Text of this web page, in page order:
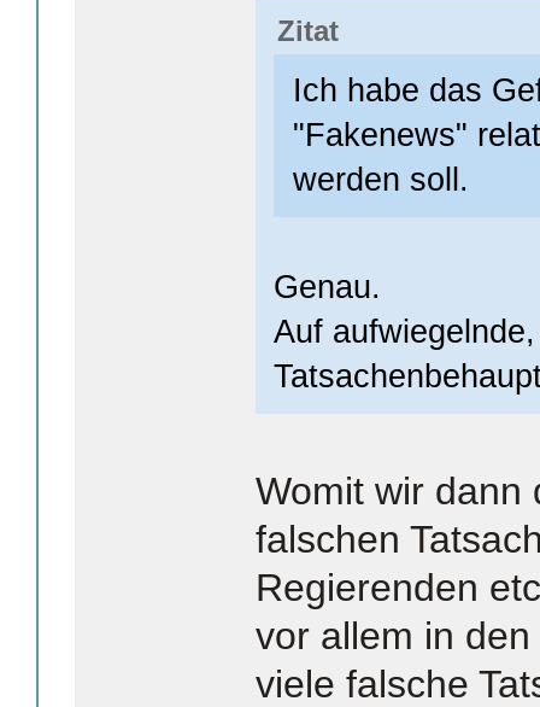
Zitat
Ich habe das
"Fakenews"
werden soll.
Genau.
Auf
Womit wir dann
falschen
Regierenden
vor allem in
viele falsche